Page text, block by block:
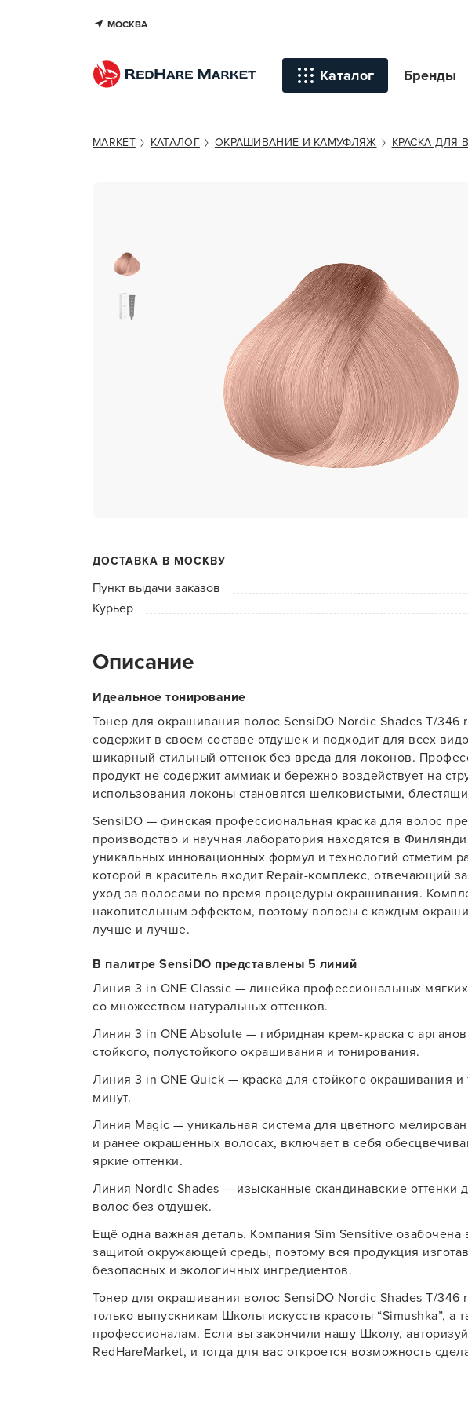
МОСКВА
Каталог Бренды
Инструменты
Стайлинг
Окрашивание и камуфляж
Средства для бритья и
ухода за бородой
Глубокая очистка и detox
Кератин и ботокс для волос
Химзавивка и
химвыпрямление
фартуки и одежда
Для обучения
MARKET КАТАЛОГ ОКРАШИВАНИЕ И КАМУФЛЯЖ КРАСКА ДЛЯ
ДОСТАВКА В МОСКВУ
Пункт выдачи заказов
Курьер
Описание
Идеальное тонирование
Тонер для окрашивания волос SensiDO Nordic Shades T/346
содержит в своем составе отдушек и подходит для всех
шикарный стильный оттенок без вреда для локонов.
продукт не содержит аммиак и бережно воздействует на
использования локоны становятся шелковистыми,
SensiDO — финская профессиональная краска для волос
производство и научная лаборатория находятся в
уникальных инновационных формул и технологий отметим
которой в краситель входит Repair-комплекс, отвечающий
уход за волосами во время процедуры окрашивания.
накопительным эффектом, поэтому волосы с каждым
лучше и лучше.
В палитре SensiDO представлены 5 линий
Линия 3 in ONE Classic — линейка профессиональных
со множеством натуральных оттенков.
Линия 3 in ONE Absolute — гибридная крем-краска с
стойкого, полустойкого окрашивания и тонирования.
Линия 3 in ONE Quick — краска для стойкого окрашивания и
минут.
Линия Magic — уникальная система для цветного
и ранее окрашенных волосах, включает в себя
яркие оттенки.
Линия Nordic Shades — изысканные скандинавские оттенки
волос без отдушек.
Ещё одна важная деталь. Компания Sim Sensitive озабочена
защитой окружающей среды, поэтому вся продукция
безопасных и экологичных ингредиентов.
Тонер для окрашивания волос SensiDO Nordic Shades T/346
только выпускникам Школы искусств красоты “Simushka”, а
профессионалам. Если вы закончили нашу Школу,
RedHareMarket, и тогда для вас откроется возможность